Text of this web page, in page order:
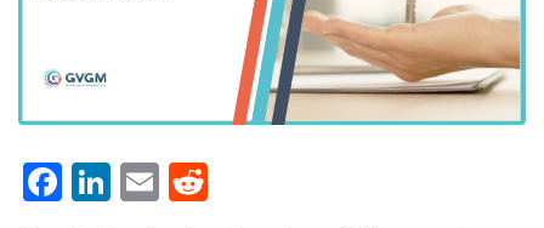
Facebook
LinkedIn
Email